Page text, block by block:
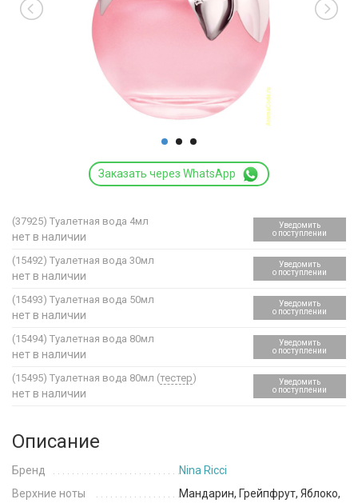
Заказать через WhatsApp
(37925) Туалетная вода 4мл
нет в наличии
Уведомить
о поступлении
(15492) Туалетная вода 30мл
нет в наличии
Уведомить
о поступлении
(15493) Туалетная вода 50мл
нет в наличии
Уведомить
о поступлении
(15494) Туалетная вода 80мл
нет в наличии
Уведомить
о поступлении
(15495) Туалетная вода 80мл (тестер)
нет в наличии
Уведомить
о поступлении
Описание
Бренд
Nina Ricci
Верхние ноты
Мандарин, Грейпфрут, Яблоко,